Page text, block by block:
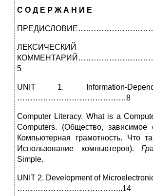
С О Д Е Р Ж А Н И Е
ЛЕКСИЧЕСКИЙ
5
UNIT 1.
Information-
……………………………………8
Computer Literacy. What is a
Comput­ers. (Общество, зависимое
Компьютерная грамотность. Что
Использование компь­ютеров).
Simple.
UNIT 2. Development of
…………………………………..14